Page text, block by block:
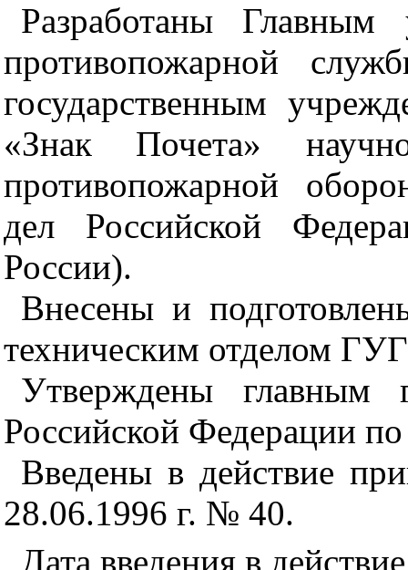
Разработаны Главным
противопожарной
государственным
«Знак Почета» научно-
противопожарной
дел Российской
России).
Внесены и
техническим отделом
Утверждены главным
Российской Федерации
Введены в действие
28.06.1996 г. № 40.
Дата введения в